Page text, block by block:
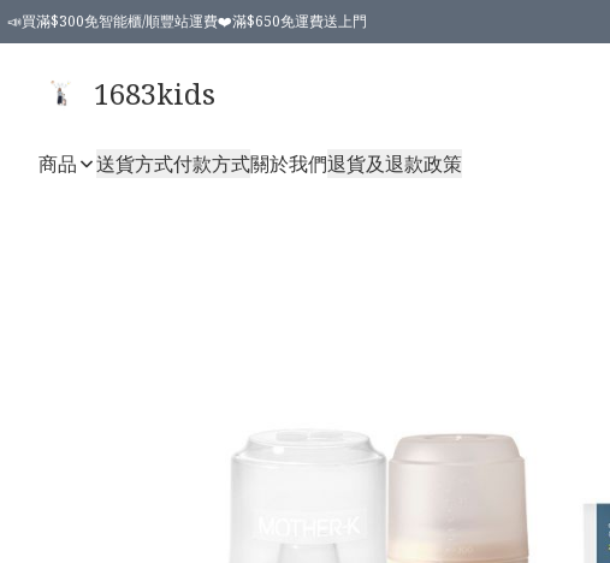
📣買滿$300免智能櫃/順豐站運費❤️滿$650免運費送上門
1683kids
商品 送貨方式付款方式關於我們退貨及退款政策